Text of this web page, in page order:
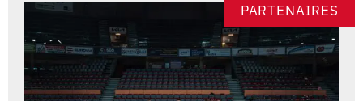
PARTENAIRES